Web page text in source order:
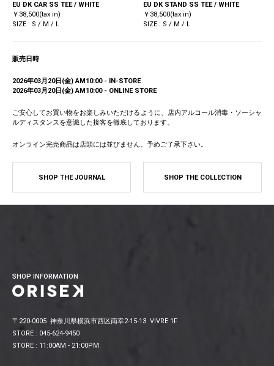
EU DK CAR SS TEE / WHITE
￥38,500(tax in)
SIZE : S / M / L
EU DK STAND SS TEE / WHITE
￥38,500(tax in)
SIZE : S / M / L
販売日時
2026年03月20日(金) AM10:00 - IN-STORE
2026年03月20日(金) AM10:00 - ONLINE STORE
ご安心してお買い物をお楽しみいただけるように、店内アルコール消毒・ソーシャ
ルディスタンスを意識した接客を徹底しております。
オンライン完売商品は店頭には並びません。予めご了承下さい。
SHOP THE JOURNAL SHOP THE COLLECTION
SHOP INFORMATION
〒220-0005 神奈川県横浜市西区南幸2-15-13 VIVRE 1F
STORE : 045-624-9450
STORE : 11:00AM - 21:00PM